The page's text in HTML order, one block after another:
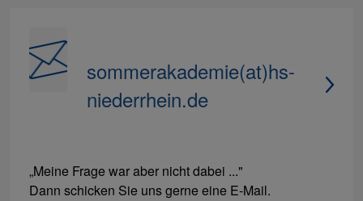
sommerakademie(at)hs-
niederrhein.de
„Meine Frage war aber nicht dabei ..."
Dann schicken Sie uns gerne eine E-Mail.